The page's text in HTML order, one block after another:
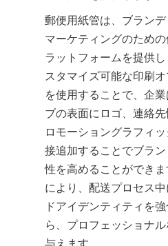
郵便用紙管は、ブランデ
マーケティングのため
ラットフォームを提供
スタマイズ可能な印刷
を使用することで、企
ブの表面にロゴ、連絡
ロモーショングラフィ
接追加することでブラ
性を高めることができ
により、配送プロセス
ドアイデンティティを
ら、プロフェッショナ
与えます。